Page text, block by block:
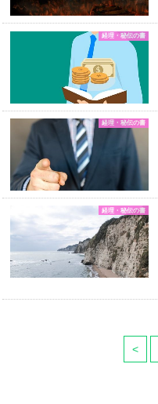
経理・秘伝の書
経理・秘伝の書
経理・秘伝の書
<